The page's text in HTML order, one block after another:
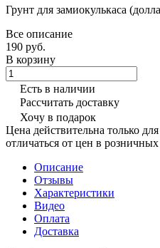
Грунт для замиокулькаса
Все описание
190 руб.
В корзину
Есть в наличии
Рассчитать доставку
Хочу в подарок
Цена действительна только
отличаться от цен в
Описание
Отзывы
Характеристики
Видео
Оплата
Доставка